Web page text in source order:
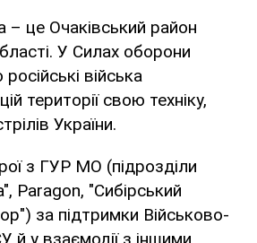
– це Очаківський район
У Силах оборони
війська
території свою техніку,
України.
з ГУР МО (підрозділи
Paragon, "Сибірський
за підтримки Військово-